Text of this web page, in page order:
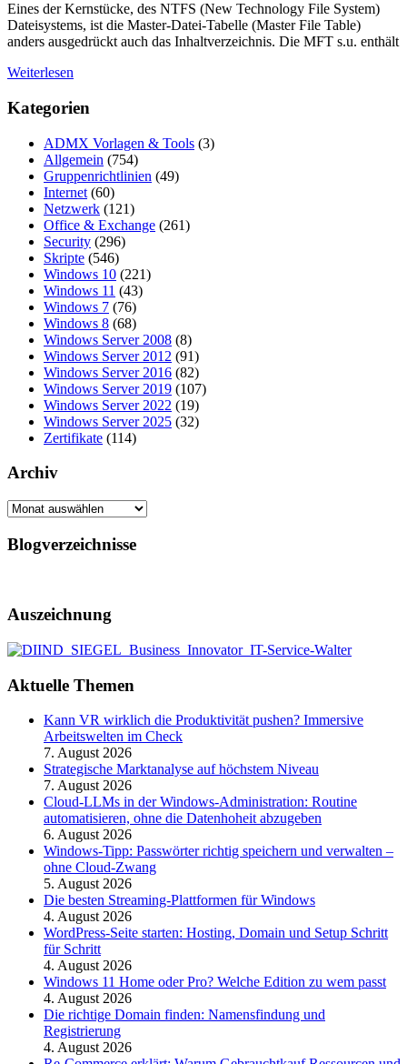
Eines der Kernstücke, des NTFS (New Technology File System)
Dateisystems, ist die Master-Datei-Tabelle (Master File Table)
anders ausgedrückt auch das Inhaltverzeichnis. Die MFT s.u. enthält
Weiterlesen
Kategorien
ADMX Vorlagen & Tools (3)
Allgemein (754)
Gruppenrichtlinien (49)
Internet (60)
Netzwerk (121)
Office & Exchange (261)
Security (296)
Skripte (546)
Windows 10 (221)
Windows 11 (43)
Windows 7 (76)
Windows 8 (68)
Windows Server 2008 (8)
Windows Server 2012 (91)
Windows Server 2016 (82)
Windows Server 2019 (107)
Windows Server 2022 (19)
Windows Server 2025 (32)
Zertifikate (114)
Archiv
Archiv
Blogverzeichnisse
Auszeichnung
Aktuelle Themen
Kann VR wirklich die Produktivität pushen? Immersive
Arbeitswelten im Check
7. August 2026
Strategische Marktanalyse auf höchstem Niveau
7. August 2026
Cloud-LLMs in der Windows-Administration: Routine
automatisieren, ohne die Datenhoheit abzugeben
6. August 2026
Windows-Tipp: Passwörter richtig speichern und verwalten –
ohne Cloud-Zwang
5. August 2026
Die besten Streaming-Plattformen für Windows
4. August 2026
WordPress-Seite starten: Hosting, Domain und Setup Schritt
für Schritt
4. August 2026
Windows 11 Home oder Pro? Welche Edition zu wem passt
4. August 2026
Die richtige Domain finden: Namensfindung und
Registrierung
4. August 2026